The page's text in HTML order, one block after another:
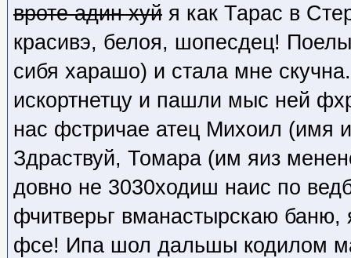
вроте адин хуй я как Тарас в
красивэ, белоя, шопесдец!
сибя харашо) и стала мне
искортнетцу и пашли мыс ней
нас фстричае атец Михоил (имя
Здраствуй, Томара (им яиз
довно не 3030ходиш наис по
фчитверьг вманастырскаю баню,
фсе! Ипа шол дальшы кодилом